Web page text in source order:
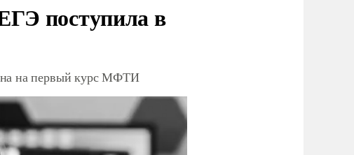
поступила в
на первый курс МФТИ